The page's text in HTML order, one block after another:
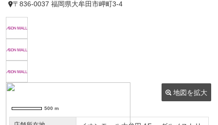
外貨預金 TOP
NISA
金銭信託のしくみ
取扱商品一覧